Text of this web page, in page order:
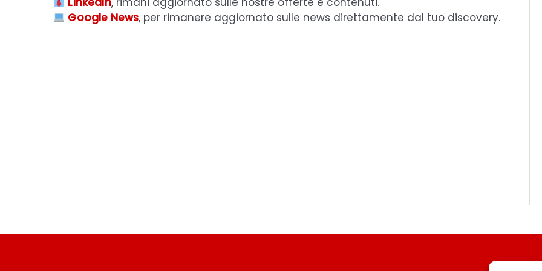
Google News, per rimanere aggiornato sulle news direttamente dal tuo discovery.